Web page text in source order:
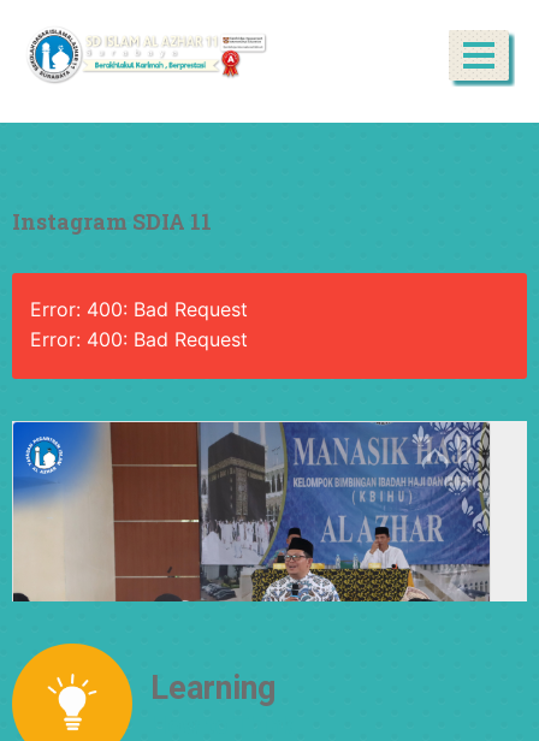
Instagram SDIA 11
Error: 400: Bad Request
Error: 400: Bad Request
Learning